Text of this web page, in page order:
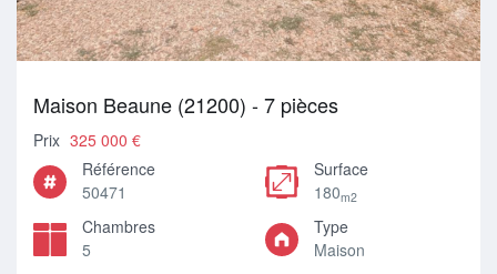
Maison Beaune (21200) - 7 pièces
Prix 325 000 €
Référence
50471
Surface
180m2
Chambres
5
Type
Maison